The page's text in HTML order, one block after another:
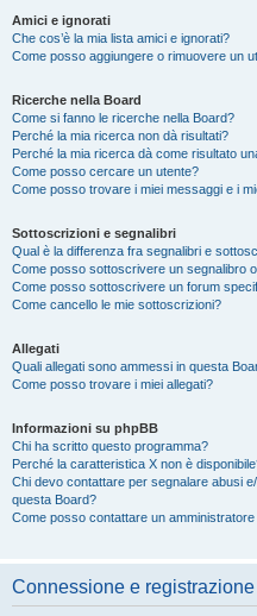
Amici e ignorati
Che cos’è la mia lista amici e ignorati?
Come posso aggiungere o rimuovere un
Ricerche nella Board
Come si fanno le ricerche nella Board?
Perché la mia ricerca non dà risultati?
Perché la mia ricerca dà come risultato
Come posso cercare un utente?
Come posso trovare i miei messaggi e i
Sottoscrizioni e segnalibri
Qual è la differenza fra segnalibri e
Come posso sottoscrivere un segnalibro
Come posso sottoscrivere un forum
Come cancello le mie sottoscrizioni?
Allegati
Quali allegati sono ammessi in questa
Come posso trovare i miei allegati?
Informazioni su phpBB
Chi ha scritto questo programma?
Perché la caratteristica X non è
Chi devo contattare per segnalare abusi
questa Board?
Come posso contattare un
Connessione e registrazione